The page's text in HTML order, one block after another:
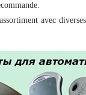
avec